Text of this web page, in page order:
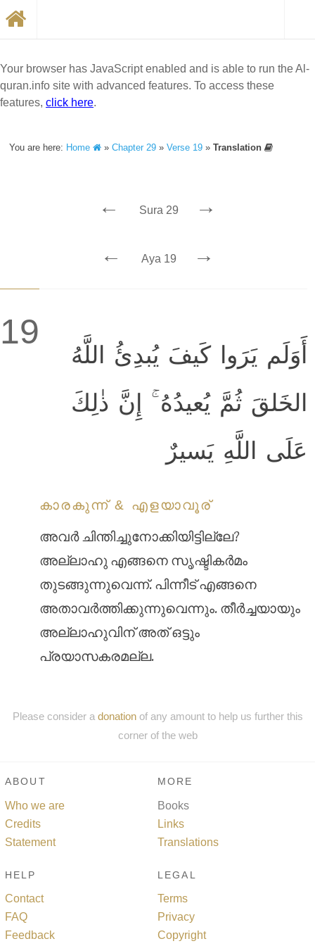
Your browser has JavaScript enabled and is able to run the Al-
quran.info site with advanced features. To access these
features, click here.
You are here: Home »Chapter 29 »Verse 19 »Translation
← Sura 29 →
← Aya 19 →
19
أَوَلَم يَرَوا كَيفَ يُبدِئُ اللَّهُ
الخَلقَ ثُمَّ يُعيدُهُ ۚ إِنَّ ذٰلِكَ
عَلَى اللَّهِ يَسيرٌ
കാരകുന്ന് & എളയാവൂര്
അവര്‍ ചിന്തിച്ചുനോക്കിയിട്ടില്ലേ?
അല്ലാഹു എങ്ങനെ സൃഷ്ടികര്‍മം
തുടങ്ങുന്നുവെന്ന്. പിന്നീട് എങ്ങനെ
അതാവര്‍ത്തിക്കുന്നുവെന്നും. തീര്‍ച്ചയായും
അല്ലാഹുവിന് അത് ഒട്ടും
പ്രയാസകരമല്ല.
Please consider a donationof any amount to help us further this
corner of the web
ABOUT
Who we are
Credits
Statement
MORE
Books
Links
Translations
HELP
Contact
FAQ
Feedback
LEGAL
Terms
Privacy
Copyright